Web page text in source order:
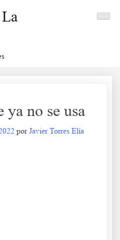
ya no se usa
porJavier Torres Elía